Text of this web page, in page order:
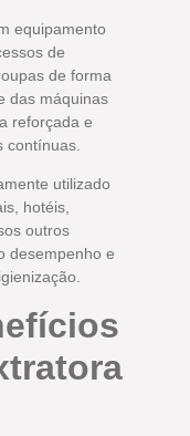
equipamento
de
de forma
das máquinas
reforçada e
contínuas.
utilizado
hotéis,
outros
desempenho e